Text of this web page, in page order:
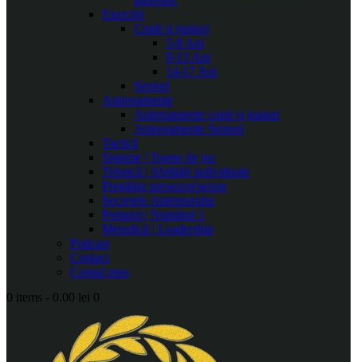
Exerciții
Copii și juniori
5-8 Ani
9-13 Ani
14-17 Ani
Seniori
Antrenamente
Antrenamente copii și juniori
Antrenamente Seniori
Tactică
Sisteme | Trasee de joc
Tehnică | Abilități individuale
Pregătire presezon/sezon
Secretele Antrenorului
Portarul | Numărul 1
Metodică | Leadership
Podcast
Contact
Contul meu
0 items - 0.00 lei 0